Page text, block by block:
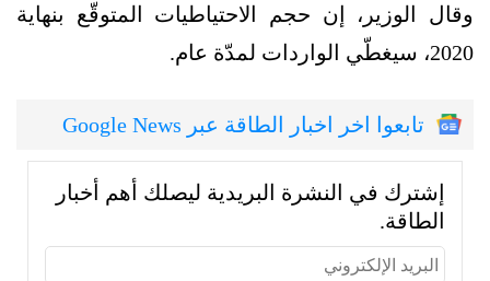
وقال الوزير، إن حجم الاحتياطيات المتوقّع بنهاية
2020، سيغطّي الواردات لمدّة عام.
تابعوا اخر اخبار الطاقة عبر Google News
إشترك في النشرة البريدية ليصلك أهم أخبار
الطاقة.